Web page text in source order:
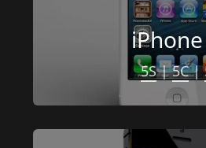
5S | 5C |